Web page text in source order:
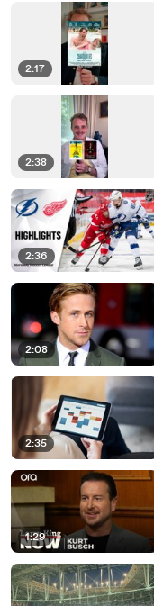
2:17
2:38
2:36
2:08
2:35
1:29